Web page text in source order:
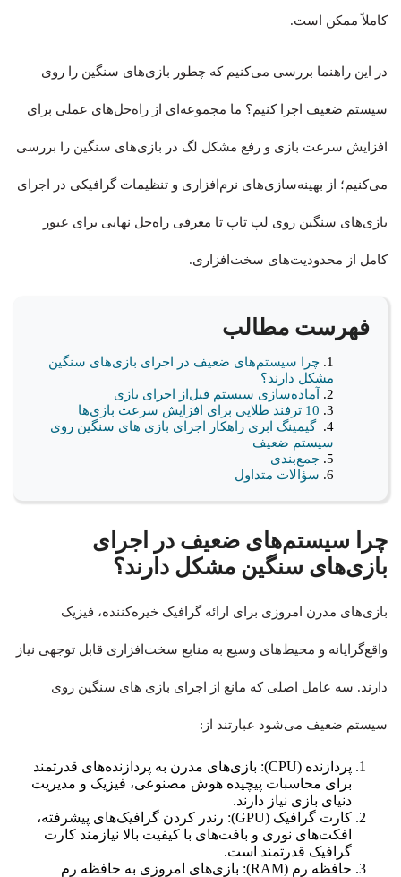
کاملاً ممکن است.
در این راهنما بررسی می‌کنیم که چطور بازی‌های سنگین را روی
سیستم ضعیف اجرا کنیم؟ ما مجموعه‌ای از راه‌حل‌های عملی برای
افزایش سرعت بازی و رفع مشکل لگ در بازی‌های سنگین را بررسی
می‌کنیم؛ از بهینه‌سازی‌های نرم‌افزاری و تنظیمات گرافیکی در اجرای
بازی‌های سنگین روی لپ تاپ تا معرفی راه‌حل نهایی برای عبور
کامل از محدودیت‌های سخت‌افزاری.
فهرست مطالب
چرا سیستم‌های ضعیف در اجرای بازی‌های سنگین
مشکل دارند؟
آماده‌سازی سیستم قبل‌از اجرای بازی
10 ترفند طلایی برای افزایش سرعت بازی‌ها
گیمینگ ابری راهکار اجرای بازی های سنگین روی
سیستم ضعیف
جمع‌بندی
سؤالات متداول
چرا سیستم‌های ضعیف در اجرای
بازی‌های سنگین مشکل دارند؟
بازی‌های مدرن امروزی برای ارائه گرافیک خیره‌کننده، فیزیک
واقع‌گرایانه و محیط‌های وسیع به منابع سخت‌افزاری قابل توجهی نیاز
دارند. سه عامل اصلی که مانع از اجرای بازی های سنگین روی
سیستم ضعیف می‌شود عبارتند از:
پردازنده (CPU): بازی‌های مدرن به پردازنده‌های قدرتمند
برای محاسبات پیچیده هوش مصنوعی، فیزیک و مدیریت
دنیای بازی نیاز دارند.
کارت گرافیک (GPU): رندر کردن گرافیک‌های پیشرفته،
افکت‌های نوری و بافت‌های با کیفیت بالا نیازمند کارت
گرافیک قدرتمند است.
حافظه رم (RAM): بازی‌های امروزی به حافظه رم